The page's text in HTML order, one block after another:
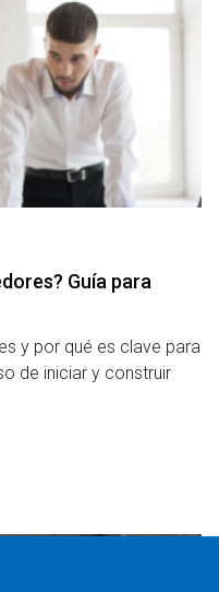
Guía para
y por qué es clave para
de iniciar y construir